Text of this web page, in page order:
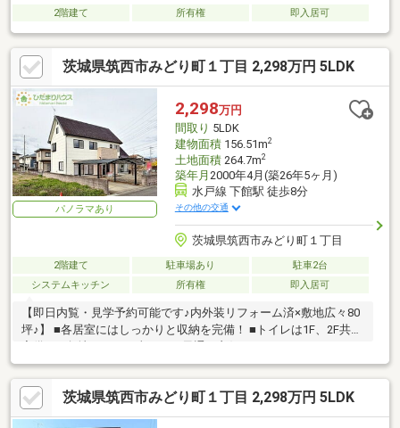
2階建て 所有権 即入居可
茨城県筑西市みどり町１丁目 2,298万円 5LDK
パノラマあり
2,298万円
間取り 5LDK
建物面積156.51m2
土地面積264.7m2
築年月 2000年4月(築26年5ヶ月)
水戸線 下館駅 徒歩8分
その他の交通
茨城県筑西市みどり町１丁目
2階建て 駐車場あり
駐車2台
システムキッチン
所有権 即入居可
【即日内覧・見学予約可能です♪内外装リフォーム済×敷地広々80
坪♪】 ■各居室にはしっかりと収納を完備！ ■トイレは1F、2F共に
茨城県筑西市みどり町１丁目 2,298万円 5LDK